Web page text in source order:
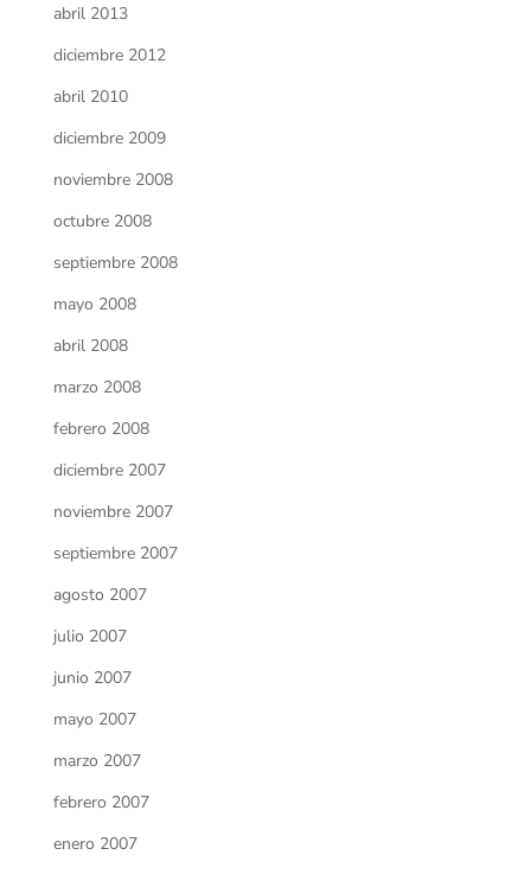
abril 2013
diciembre 2012
abril 2010
diciembre 2009
noviembre 2008
octubre 2008
septiembre 2008
mayo 2008
abril 2008
marzo 2008
febrero 2008
diciembre 2007
noviembre 2007
septiembre 2007
agosto 2007
julio 2007
junio 2007
mayo 2007
marzo 2007
febrero 2007
enero 2007